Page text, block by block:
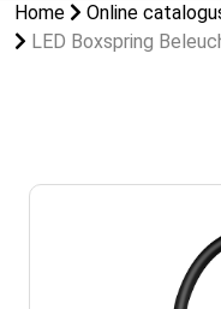
Home Online
LED Boxspring